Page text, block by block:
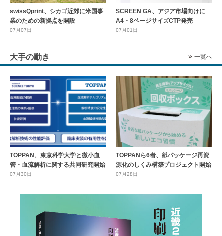
swissQprint、シカゴ近郊に⽶国事
業のための新拠点を開設
07月07日
SCREEN GA、アジア市場向けに
A4・8ページサイズCTP発売
07月01日
大手の動き 一覧へ
TOPPAN、東京科学大学と微小血
管・血流解析に関する共同研究開始
07月30日
TOPPANら6者、紙パッケージ再資
源化のしくみ構築プロジェクト開始
07月28日